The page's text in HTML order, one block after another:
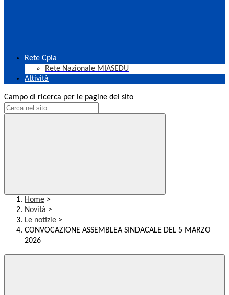
Rete Cpia
Rete Nazionale MIASEDU
Attività
Campo di ricerca per le pagine del sito
Home >
Novità >
Le notizie >
CONVOCAZIONE ASSEMBLEA SINDACALE DEL 5 MARZO
2026